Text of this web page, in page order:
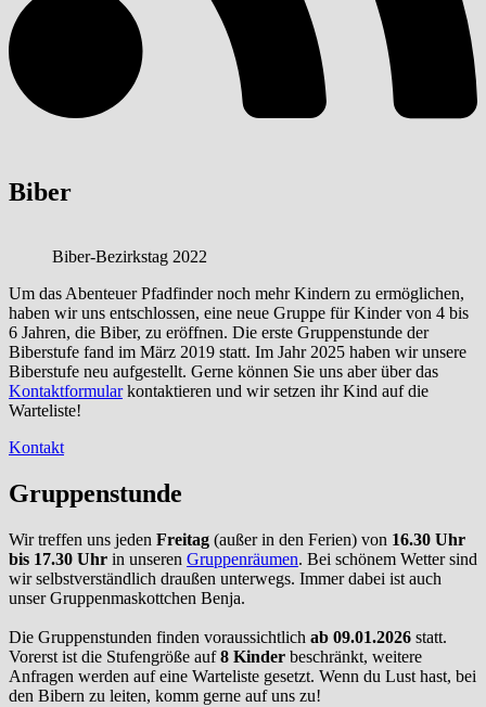
Biber
Biber-Bezirkstag 2022
Um das Abenteuer Pfadfinder noch mehr Kindern zu ermöglichen,
haben wir uns entschlossen, eine neue Gruppe für Kinder von 4 bis
6 Jahren, die Biber, zu eröffnen. Die erste Gruppenstunde der
Biberstufe fand im März 2019 statt. Im Jahr 2025 haben wir unsere
Biberstufe neu aufgestellt. Gerne können Sie uns aber über das
Kontaktformularkontaktieren und wir setzen ihr Kind auf die
Warteliste!
Kontakt
Gruppenstunde
Wir treffen uns jeden Freitag (außer in den Ferien) von 16.30 Uhr
bis 17.30 Uhr in unseren Gruppenräumen. Bei schönem Wetter sind
wir selbstverständlich draußen unterwegs. Immer dabei ist auch
unser Gruppenmaskottchen Benja.
Die Gruppenstunden finden voraussichtlich ab 09.01.2026 statt.
Vorerst ist die Stufengröße auf8 Kinder beschränkt, weitere
Anfragen werden auf eine Warteliste gesetzt. Wenn du Lust hast, bei
den Bibern zu leiten, komm gerne auf uns zu!